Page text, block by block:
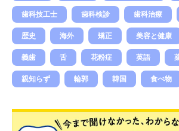
歯科技工士 歯科検診 歯科治療
歴史 海外 矯正 美容と健康
義歯 舌 花粉症 英語
親知らず 輪郭 韓国 食べ物